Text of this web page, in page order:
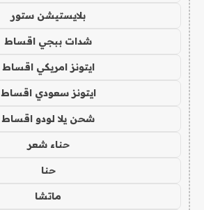
بلايستيشن ستور
شدات ببجي اقساط
ايتونز امريكي اقساط
ايتونز سعودي اقساط
شحن يلا لودو اقساط
حناء شعر
حنا
ماتشا